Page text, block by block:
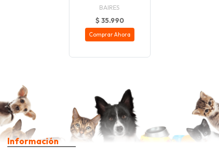
BAIRES
$ 35.990
Comprar Ahora
Información